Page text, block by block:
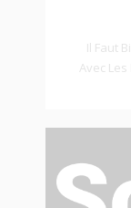
Il Faut
Avec